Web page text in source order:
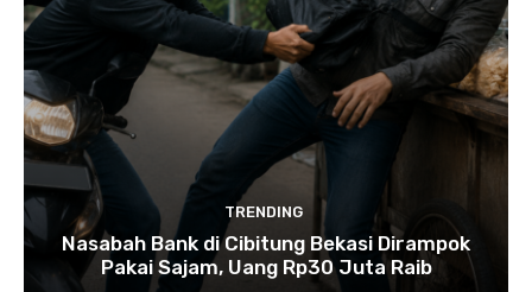
TRENDING
Nasabah Bank di Cibitung Bekasi Dirampok
Pakai Sajam, Uang Rp30 Juta Raib